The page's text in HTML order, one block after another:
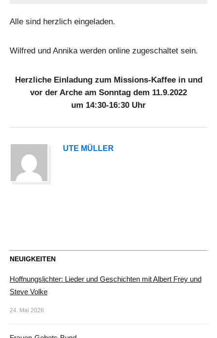
Alle sind herzlich eingeladen.
Wilfred und Annika werden online zugeschaltet sein.
Herzliche Einladung zum Missions-Kaffee in und
vor der Arche am Sonntag dem 11.9.2022
um 14:30-16:30 Uhr
UTE MÜLLER
NEUIGKEITEN
Hoffnungslichter: Lieder und Geschichten mit Albert Frey und
Steve Volke
24. Mai 2026